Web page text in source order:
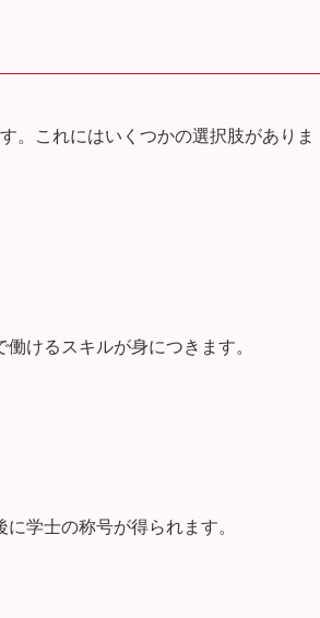
。これにはいくつかの選択肢がありま
けるスキルが身につきます。
学士の称号が得られます。